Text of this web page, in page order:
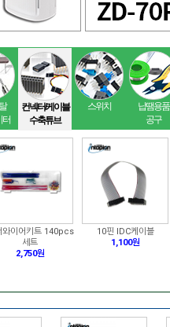
터
컨넥터/케이블
수축튜브
스위치
납땜용품
공구
와이어키트 140pcs
세트
2,750원
10핀 IDC케이블
1,100원